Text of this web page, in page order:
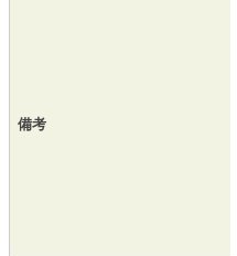
備考